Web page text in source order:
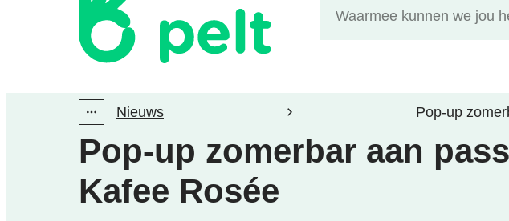
Toon alle broodkruimel items
Nieuws Pop-up
Pop-up zomerbar aan
Kafee Rosée